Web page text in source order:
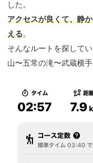
した。
アクセスが良くて、静
える。
そんなルートを探して
山〜五常の滝〜武蔵横手